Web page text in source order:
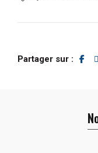
Partager sur